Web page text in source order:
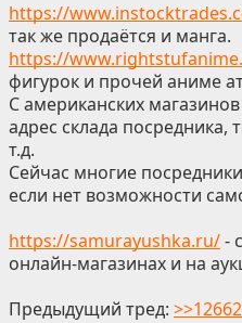
https://
так же продаётся и манга.
https://
фигурок и прочей аниме
С американских
адрес склада посредника,
т.д.
Сейчас многие
если нет возможности
https://samurayushka.ru/-
онлайн-магазинах и на
Предыдущий тред: